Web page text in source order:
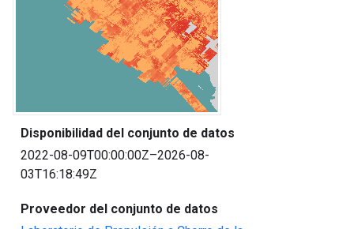
Disponibilidad del conjunto de datos
2022-08-09T00:00:00Z–2026-08-
03T16:18:49Z
Proveedor del conjunto de datos